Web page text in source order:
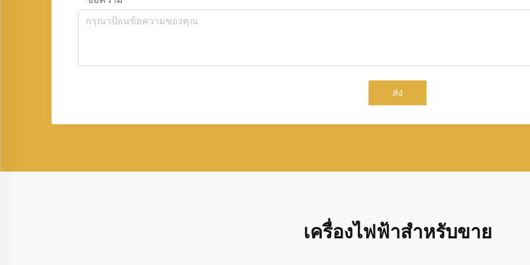
ส่ง
เครื่องไฟฟ้าสําหรับขาย